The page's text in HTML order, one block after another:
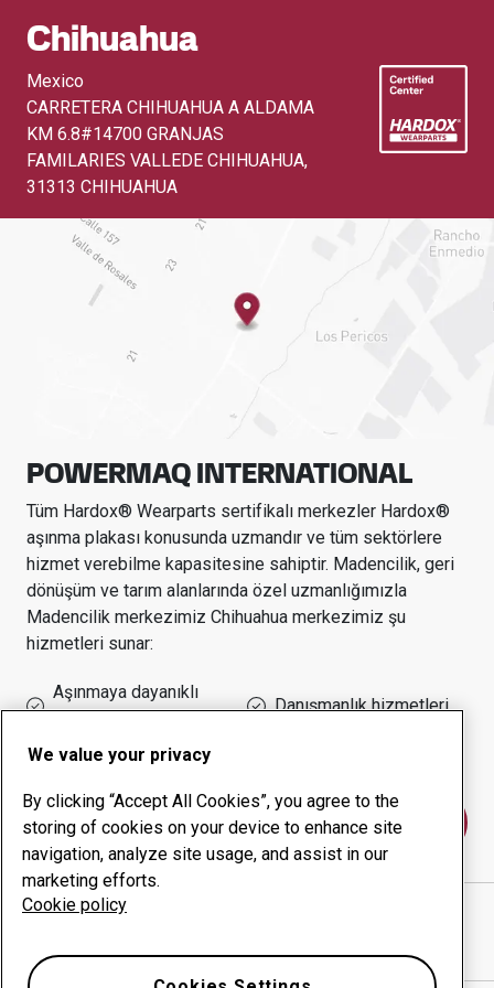
Chihuahua
Mexico
CARRETERA CHIHUAHUA A ALDAMA
KM 6.8#14700 GRANJAS
FAMILARIES VALLEDE CHIHUAHUA,
31313 CHIHUAHUA
POWERMAQ INTERNATIONAL
Tüm Hardox® Wearparts sertifikalı merkezler Hardox®
aşınma plakası konusunda uzmandır ve tüm sektörlere
hizmet verebilme kapasitesine sahiptir. Madencilik, geri
dönüşüm ve tarım alanlarında özel uzmanlığımızla
Madencilik merkezimiz Chihuahua merkezimiz şu
hizmetleri sunar:
Aşınmaya dayanıklı
ürünler
Danışmanlık hizmetleri
Çalışma süresi yönetimi
Bize ulaşın
POWERMAQ INTERNATIONAL
We value your privacy
By clicking “Accept All Cookies”, you agree to the
storing of cookies on your device to enhance site
navigation, analyze site usage, and assist in our
marketing efforts.
Cookie policy